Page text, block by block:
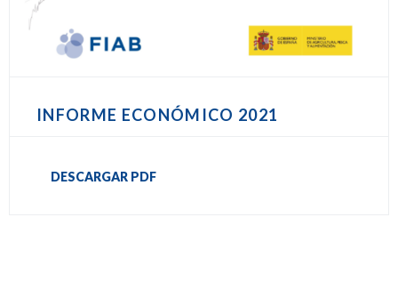
INFORME ECONÓMICO 2021
DESCARGAR PDF